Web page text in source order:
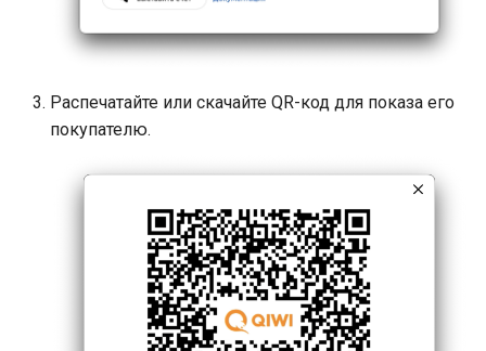
Распечатайте или скачайте QR-код для показа его
покупателю.